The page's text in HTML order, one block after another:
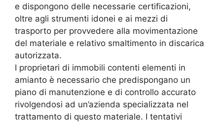
e dispongono delle necessarie certificazioni,
oltre agli strumenti idonei e ai mezzi di
trasporto per provvedere alla movimentazione
del materiale e relativo smaltimento in discarica
autorizzata.
I proprietari di immobili contenti elementi in
amianto è necessario che predispongano un
piano di manutenzione e di controllo accurato
rivolgendosi ad un’azienda specializzata nel
trattamento di questo materiale. I tentativi